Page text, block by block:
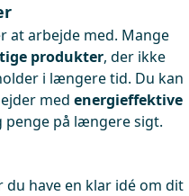
at arbejde med. Mange
produkter, der ikke
i længere tid. Du kan
med energieffektive
penge på længere sigt.
have en klar idé om dit